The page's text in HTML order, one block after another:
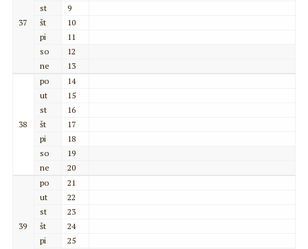
37
st
9
št
10
pi
11
so
12
ne
13
38
po
14
ut
15
st
16
št
17
pi
18
so
19
ne
20
39
po
21
ut
22
st
23
št
24
pi
25